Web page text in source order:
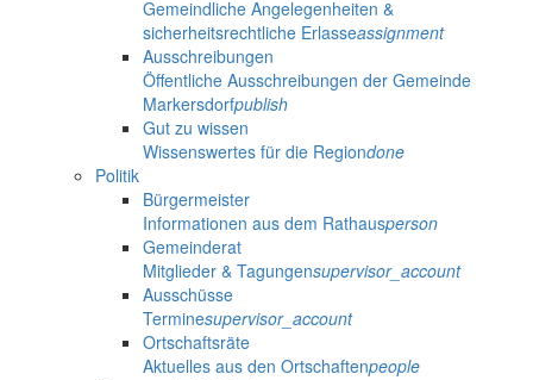
Gemeindliche Angelegenheiten &
sicherheitsrechtliche Erlasseassignment
Ausschreibungen
Öffentliche Ausschreibungen der Gemeinde
Markersdorfpublish
Gut zu wissen
Wissenswertes für die Regiondone
Politik
Bürgermeister
Informationen aus dem Rathausperson
Gemeinderat
Mitglieder & Tagungensupervisor_account
Ausschüsse
Terminesupervisor_account
Ortschaftsräte
Aktuelles aus den Ortschaftenpeople